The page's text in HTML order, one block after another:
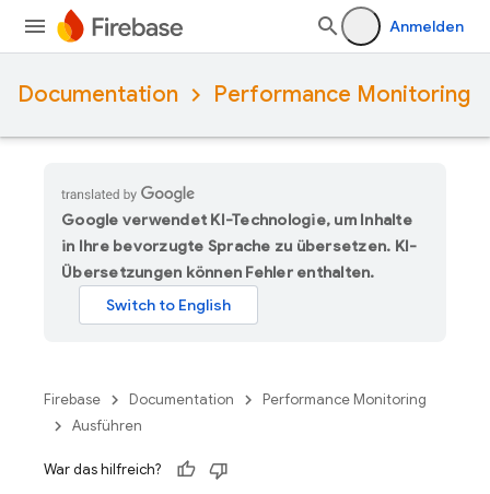
Anmelden
Documentation Performance Monitoring
Google verwendet KI-Technologie, um Inhalte
in Ihre bevorzugte Sprache zu übersetzen. KI-
Übersetzungen können Fehler enthalten.
Firebase Documentation
Performance Monitoring
Ausführen
War das hilfreich?